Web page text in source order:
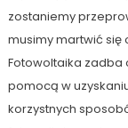
zostaniemy
musimy martwić się
Fotowoltaika zadba
pomocą w
korzystnych